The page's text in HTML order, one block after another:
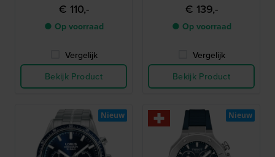
€ 110,-
● Op voorraad
Vergelijk
Bekijk Product
€ 139,-
● Op voorraad
Vergelijk
Bekijk Product
Nieuw Nieuw